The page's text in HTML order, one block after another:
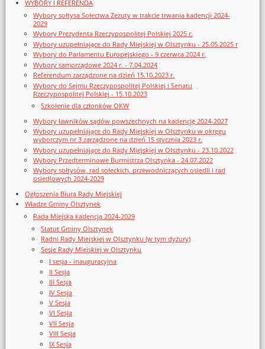
WYBORY I REFERENDA
Wybory sołtysa Sołectwa Zezuty w trakcie trwania kadencji 2024-
2029
Wybory Prezydenta Rzeczypospolitej Polskiej 2025 r.
Wybory uzupełniające do Rady Miejskiej w Olsztynku - 25.05.2025 r
Wybory do Parlamentu Europejskiego - 9 czerwca 2024 r.
Wybory samorządowe 2024 r. - 7.04.2024
Referendum zarządzone na dzień 15.10.2023 r.
Wybory do Sejmu Rzeczypospolitej Polskiej i Senatu
Rzeczypospolitej Polskiej - 15.10.2023
Szkolenie dla członków OKW
Wybory ławników sądów powszechnych na kadencję 2024-2027
Wybory uzupełniające do Rady Miejskiej w Olsztynku w okręgu
wyborczym nr 3 zarządzone na dzień 15 stycznia 2023 r.
Wybory uzupełniające do Rady Miejskiej w Olsztynku - 23.10.2022
Wybory Przedterminowe Burmistrza Olsztynka - 24.07.2022
Wybory sołtysów, rad sołeckich, przewodniczących osiedli i rad
osiedlowych 2024-2029
Ogłoszenia Biura Rady Miejskiej
Władze Gminy Olsztynek
Rada Miejska kadencja 2024-2029
Statut Gminy Olsztynek
Radni Rady Miejskiej w Olsztynku (w tym dyżury)
Sesje Rady Miejskiej w Olsztynku
I sesja - inauguracyjna
II Sesja
III Sesja
IV Sesja
V Sesja
VI Sesja
VII Sesja
VIII Sesja
IX Sesja